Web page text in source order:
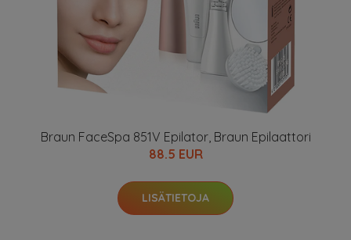
Braun FaceSpa 851V Epilator, Braun Epilaattori
88.5 EUR
LISÄTIETOJA